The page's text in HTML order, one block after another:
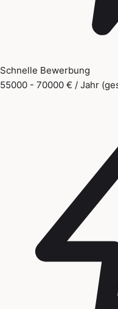
Schnelle Bewerbung
55000 - 70000 € / Jahr